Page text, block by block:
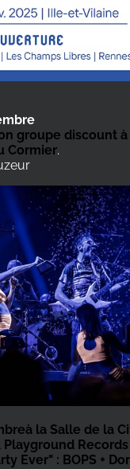
groupe discount
Cormier.
la Salle de la
Playground
Ever" : BOPS +